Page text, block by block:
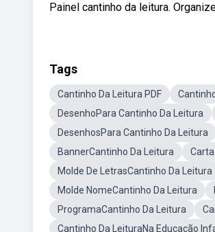
Painel cantinho da leitura.
Tags
Cantinho Da Leitura PDF
DesenhoPara Cantinho Da Leitura
DesenhosPara Cantinho Da Leitura
BannerCantinho Da Leitura
Molde De LetrasCantinho Da Leitura
Molde NomeCantinho Da Leitura
ProgramaCantinho Da Leitura
Cantinho Da LeituraNa Educação